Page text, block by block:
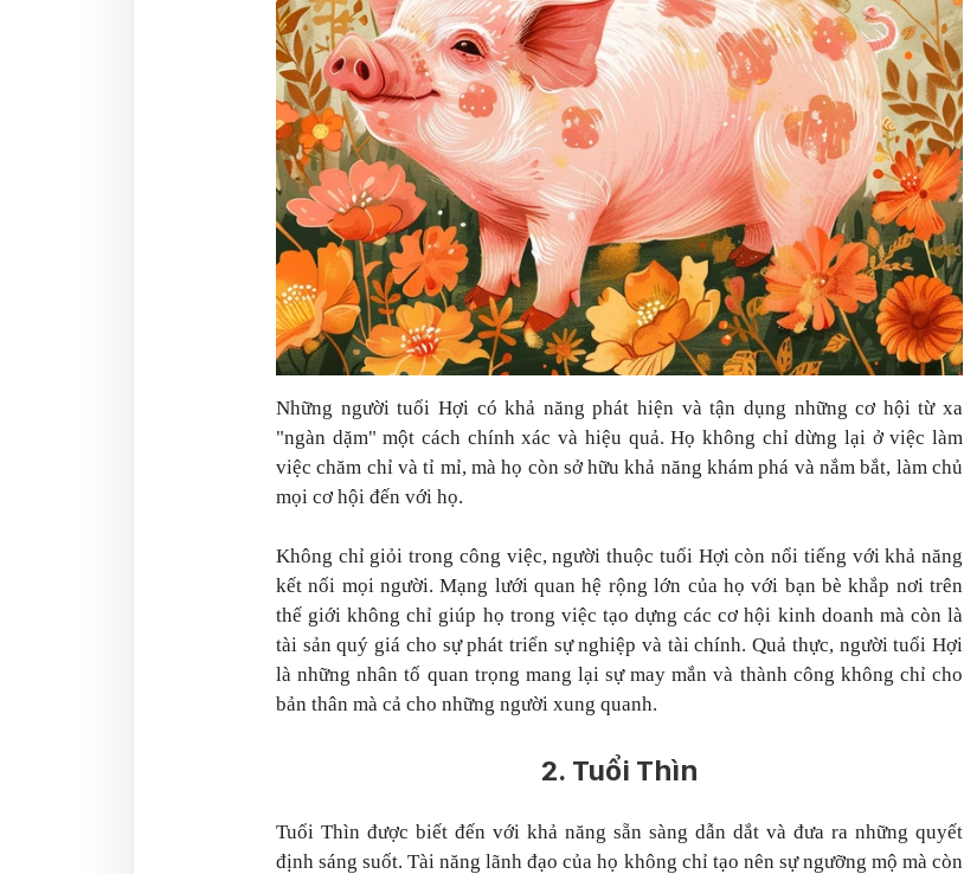
Những người tuổi Hợi có khả năng phát hiện và tận dụng những cơ hội từ xa
"ngàn dặm" một cách chính xác và hiệu quả. Họ không chỉ dừng lại ở việc làm
việc chăm chỉ và tỉ mỉ, mà họ còn sở hữu khả năng khám phá và nắm bắt, làm chủ
mọi cơ hội đến với họ.
Không chỉ giỏi trong công việc, người thuộc tuổi Hợi còn nổi tiếng với khả năng
kết nối mọi người. Mạng lưới quan hệ rộng lớn của họ với bạn bè khắp nơi trên
thế giới không chỉ giúp họ trong việc tạo dựng các cơ hội kinh doanh mà còn là
tài sản quý giá cho sự phát triển sự nghiệp và tài chính. Quả thực, người tuổi Hợi
là những nhân tố quan trọng mang lại sự may mắn và thành công không chỉ cho
bản thân mà cả cho những người xung quanh.
2. Tuổi Thìn
Tuổi Thìn được biết đến với khả năng sẵn sàng dẫn dắt và đưa ra những quyết
định sáng suốt. Tài năng lãnh đạo của họ không chỉ tạo nên sự ngưỡng mộ mà còn